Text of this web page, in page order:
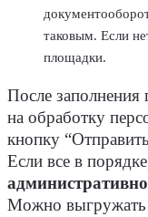
таковым. Если
площадки.
После заполнения
на обработку
кнопку
Если все в
Можно выгружать